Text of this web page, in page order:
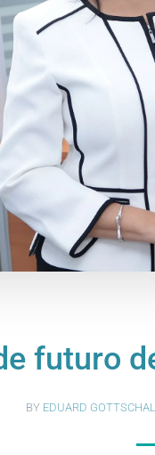
futuro
BY EDUARD